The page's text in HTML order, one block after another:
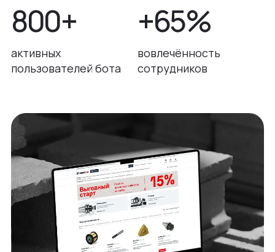
800+
активных
пользователей бота
+65%
вовлечённость
сотрудников